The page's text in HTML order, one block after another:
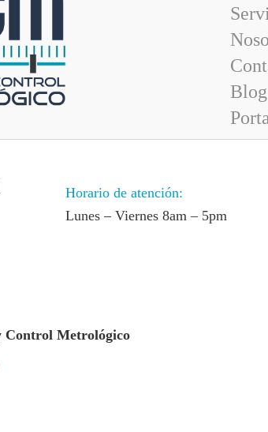
Horario de atención:
Lunes – Viernes 8am – 5pm
Metrológico